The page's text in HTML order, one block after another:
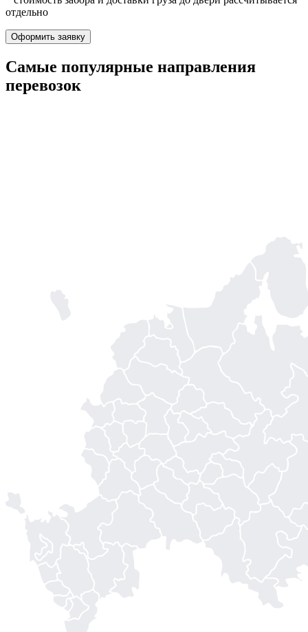
отдельно
Оформить заявку
Самые популярные направления
перевозок